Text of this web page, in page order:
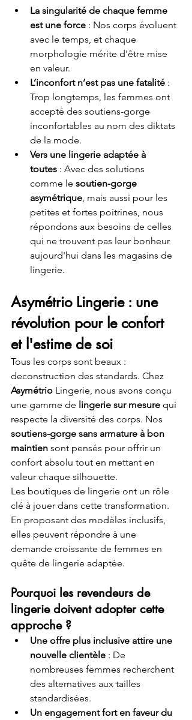
La singularité de chaque femme
est une force : Nos corps évoluent
avec le temps, et chaque
morphologie mérite d'être mise
en valeur.
L’inconfort n’est pas une fatalité :
Trop longtemps, les femmes ont
accepté des soutiens-gorge
inconfortables au nom des diktats
de la mode.
Vers une lingerie adaptée à
toutes : Avec des solutions
comme le soutien-gorge
asymétrique , mais aussi pour les
petites et fortes poitrines, nous
répondons aux besoins de celles
qui ne trouvent pas leur bonheur
aujourd'hui dans les magasins de
lingerie.
Asymétrio Lingerie : une
révolution pour le confort
et l'estime de soi
Tous les corps sont beaux :
deconstruction des standards. Chez
Asymétrio Lingerie, nous avons conçu
une gamme de lingerie sur mesure qui
respecte la diversité des corps. Nos
soutiens-gorge sans armature à bon
maintien sont pensés pour offrir un
confort absolu tout en mettant en
valeur chaque silhouette.
Les boutiques de lingerie ont un rôle
clé à jouer dans cette transformation.
En proposant des modèles inclusifs,
elles peuvent répondre à une
demande croissante de femmes en
quête de lingerie adaptée.
Pourquoi les revendeurs de
lingerie doivent adopter cette
approche ?
Une offre plus inclusive attire une
nouvelle clientèle : De
nombreuses femmes recherchent
des alternatives aux tailles
standardisées.
Un engagement fort en faveur du